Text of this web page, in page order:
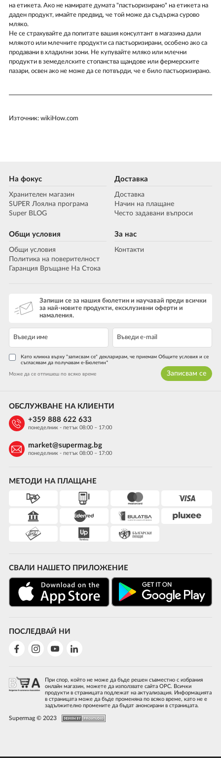
на етикета. Ако не намирате думата "пастьоризирано" на етикета на
даден продукт, имайте предвид, че той може да съдържа сурово
мляко.
Не се страхувайте да попитате вашия консултант в магазина дали
млякото или млечните продукти са пастьоризирани, особено ако са
продавани в хладилни зони. Не купувайте мляко или млечни
продукти в земеделските стопанства щандове или фермерските
пазари, освен ако не може да се потвърди, че е било пастьоризирано.
Източник: wikiHow.com
На фокус
Хранителен магазин
SUPER Лоялна програма
Super BLOG
Доставка
Доставка
Начин на плащане
Често задавани въпроси
Общи условия
Общи условия
Политика на поверителност
Гаранция Връщане На Стока
За нас
Контакти
Запиши се за нашия бюлетин и научавай преди всички
за най-новите продукти, ексклузивни оферти и
намаления.
Като кликна върху "записвам се" декларирам, че приемам Общите условия и се
съгласявам да получавам е-Бюлетин*
Може да се отпишеш по всяко време Записвам се
МЕТОДИ НА ПЛАЩАНЕ
СВАЛИ НАШЕТО ПРИЛОЖЕНИЕ
ПОСЛЕДВАЙ НИ
ОБСЛУЖВАНЕ НА КЛИЕНТИ
+359 888 622 633
понеделник - петък 08:00 – 17:00
market@supermag.bg
понеделник - петък 08:00 – 17:00
При спор, който не може да бъде решен съвместно с избрания
онлайн магазин, можете да използвате сайта ОРС. Всички
продукти в страницата подлежат на актуализация. Информацията
в страницата може да бъде променяна по всяко време, като не е
задължително промените да бъдат анонсирани в страницата.
Supermag © 2023